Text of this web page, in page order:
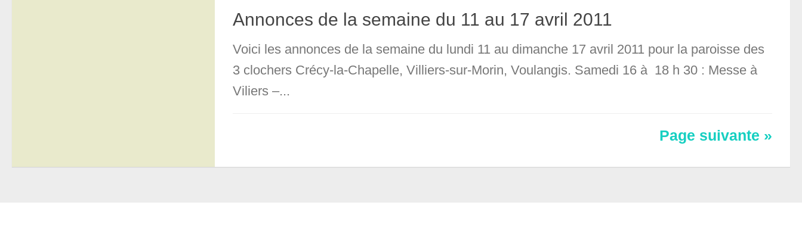
Annonces de la semaine du 11 au 17 avril 2011
Voici les annonces de la semaine du lundi 11 au dimanche 17 avril 2011 pour la paroisse des
3 clochers Crécy-la-Chapelle, Villiers-sur-Morin, Voulangis. Samedi 16 à 18 h 30 : Messe à
Viliers –...
Page suivante »